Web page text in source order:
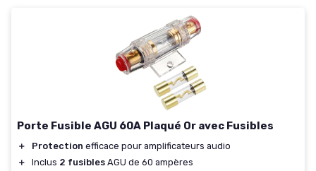
Porte Fusible AGU 60A Plaqué Or avec Fusibles
＋ Protection efficace pour amplificateurs audio
＋
Inclus 2 fusibles AGU de 60 ampères